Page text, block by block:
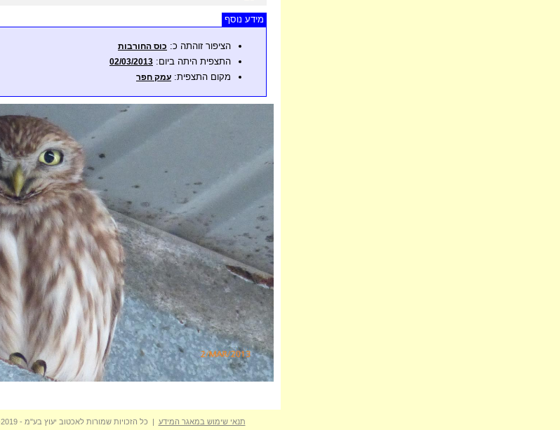
מידע נוסף
הציפור זוהתה כ: כוס החורבות
התצפית היתה ביום: 02/03/2013
מקום התצפית: עמק חפר
תנאי שימוש במאגר המידע | כל הזכויות שמורות לאכטוב יעוץ בע"מ - 2009-2019 © |